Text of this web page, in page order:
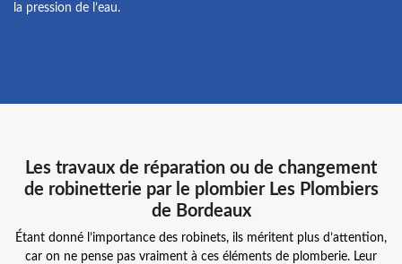
la pression de l’eau.
Les travaux de réparation ou de changement
de robinetterie par le plombier Les Plombiers
de Bordeaux
Étant donné l’importance des robinets, ils méritent plus d’attention,
car on ne pense pas vraiment à ces éléments de plomberie. Leur